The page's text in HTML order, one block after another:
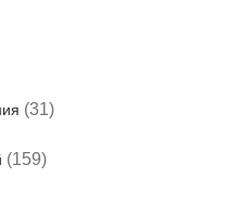
(31)
(159)